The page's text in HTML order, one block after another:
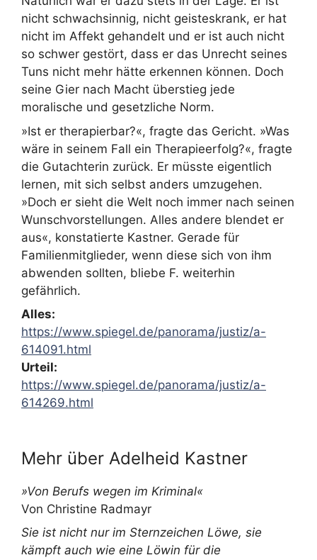
nicht schwachsinnig, nicht geisteskrank, er hat
nicht im Affekt gehandelt und er ist auch nicht
so schwer gestört, dass er das Unrecht seines
Tuns nicht mehr hätte erkennen können. Doch
seine Gier nach Macht überstieg jede
moralische und gesetzliche Norm.
»Ist er therapierbar?«, fragte das Gericht. »Was
wäre in seinem Fall ein Therapieerfolg?«, fragte
die Gutachterin zurück. Er müsste eigentlich
lernen, mit sich selbst anders umzugehen.
»Doch er sieht die Welt noch immer nach seinen
Wunschvorstellungen. Alles andere blendet er
aus«, konstatierte Kastner. Gerade für
Familienmitglieder, wenn diese sich von ihm
abwenden sollten, bliebe F. weiterhin
gefährlich.
Alles:
https://www.spiegel.de/panorama/justiz/a-
614091.html
Urteil:
https://www.spiegel.de/panorama/justiz/a-
614269.html
Mehr über Adelheid Kastner
»Von Berufs wegen im Kriminal«
Von Christine Radmayr
Sie ist nicht nur im Sternzeichen Löwe, sie
kämpft auch wie eine Löwin für die